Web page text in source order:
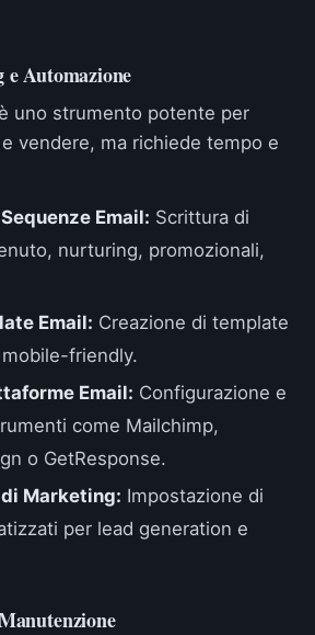
Automazione
uno strumento potente per
vendere, ma richiede tempo e
Email: Scrittura di
nurturing, promozionali,
Email: Creazione di template
friendly.
Email: Configurazione e
come Mailchimp,
o GetResponse.
Marketing: Impostazione di
per lead generation e